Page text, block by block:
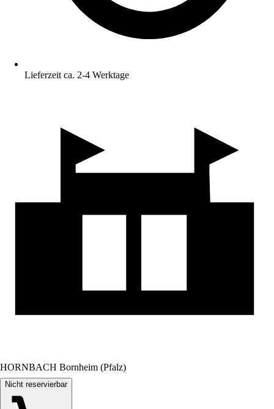
Lieferzeit ca. 2-4 Werktage
HORNBACH Bornheim (Pfalz)
Nicht reservierbar